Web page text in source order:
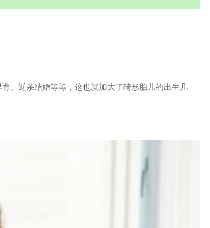
、近亲结婚等等，这也就加大了畸形胎儿的出生几